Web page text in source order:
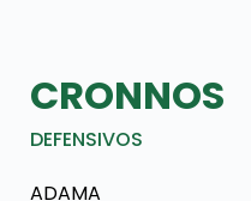
CRONNOS
DEFENSIVOS
ADAMA